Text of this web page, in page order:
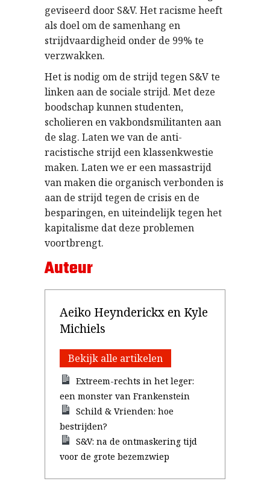
geviseerd door S&V. Het racisme heeft
als doel om de samenhang en
strijdvaardigheid onder de 99% te
verzwakken.
Het is nodig om de strijd tegen S&V te
linken aan de sociale strijd. Met deze
boodschap kunnen studenten,
scholieren en vakbondsmilitanten aan
de slag. Laten we van de anti-
racistische strijd een klassenkwestie
maken. Laten we er een massastrijd
van maken die organisch verbonden is
aan de strijd tegen de crisis en de
besparingen, en uiteindelijk tegen het
kapitalisme dat deze problemen
voortbrengt.
Auteur
Aeiko Heynderickx en Kyle
Michiels
Bekijk alle artikelen
Extreem-rechts in het leger:
een monster van Frankenstein
Schild & Vrienden: hoe
bestrijden?
S&V: na de ontmaskering tijd
voor de grote bezemzwiep